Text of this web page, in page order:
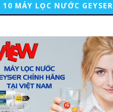
10 MÁY LỌC NƯỚC GEYSER